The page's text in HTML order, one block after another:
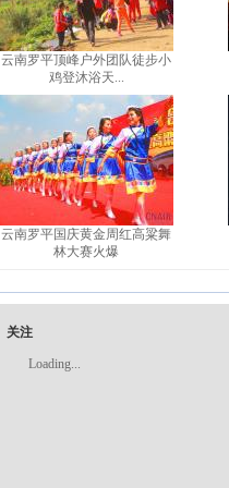
云南罗平顶峰户外团队徒步小
鸡登沐浴天...
云南罗平国庆黄金周红高粱舞
林大赛火爆
关注
Loading...